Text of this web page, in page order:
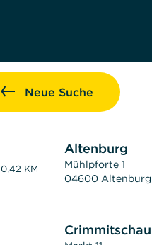
Neue Suche
0,42 KM
Altenburg
Mühlpforte 1
04600 Altenburg
Crimmitschau